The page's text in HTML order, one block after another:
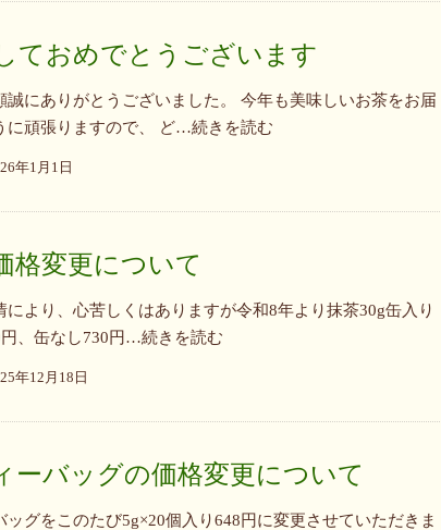
ておめでとうございます
誠にありがとうございました。 今年も美味しいお茶をお届
に頑張りますので、 ど…続きを読む
年1月1日
格変更について
により、心苦しくはありますが令和8年より抹茶30g缶入り
円、缶なし730円…続きを読む
年12月18日
ーバッグの価格変更について
ッグをこのたび5g×20個入り648円に変更させていただきま